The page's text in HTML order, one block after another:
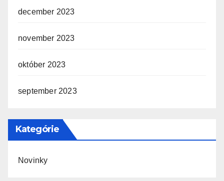
december 2023
november 2023
október 2023
september 2023
Kategórie
Novinky